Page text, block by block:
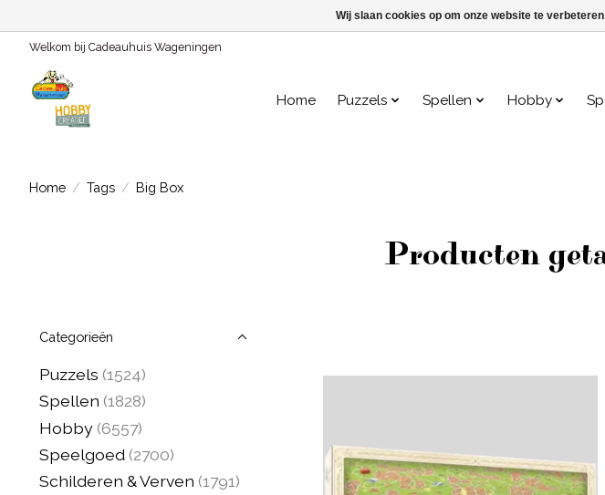
Welkom bij Cadeauhuis Wageningen
Home Puzzels Spellen Hobby
Home / Tags / Big Box
Producten
Categorieën
Puzzels (1524)
Spellen (1828)
Hobby (6557)
Speelgoed (2700)
Schilderen & Verven (1791)
Wij slaan cookies op om onze website te